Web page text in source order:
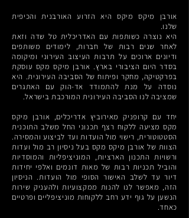
אורבן מיקס מיקס היא הזרוע האורבנית והכיפית
שלנו.
היא נוצרה כשותפות עם האדריכלית טל שדה וזאת
לאחר שנים רבות של חברות, לימודים משותפים
ודיונים ארוכים על תרבות העיצוב העירוני ומיקומה
בסדר היום הציבורי בארץ. אורבן מיקס מקס עוסקת
בפרקטיקה, מחקר ופיתוח של הסביבה העירונית. היא
נוסדה על מנת להתמודד אד-הוק עם האתגרים
שמציבה לנו הסביבה העירונית המורכבת בישראל.
יחד עם קרופניק מאירוביץ אדריכלים, אורבן מיקס
מקס מציעה ללקוח רצף תכנוני החל משלב התוכנית
הסטטוטורית, רישוי מול הועדות ועד לביצוע והמסירה.
הצוות של אורבן מיקס מקס בעל ניסיון רב מול ועדות
ורשויות התכנון הארציות, המוניציפליות והמוסדיות
והוביל תכניות רבות של מאות דונמים ואלפי יחידות
דיור עד לשלב האישור הסופי מול הועדות. הניסיון
הזה, מאפשר לנו להנות ממקצועיות ולהעניק שירות
הנשען על גוף ידע רחב ללקוחות מוניציפליים ופרטיים
כאחד.